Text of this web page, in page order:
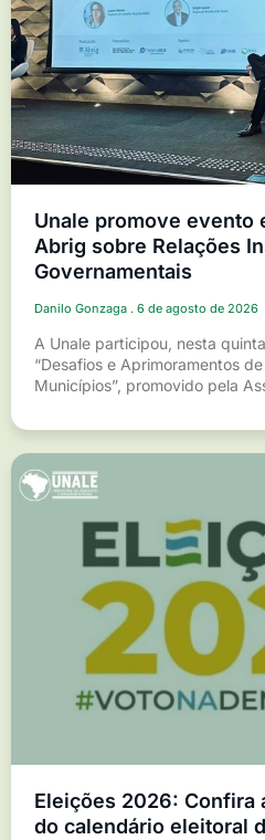
Unale promove evento
Abrig sobre Relações
Governamentais
Danilo Gonzaga 6 de agosto de 2026
A Unale participou, nesta
“Desafios e Aprimoramentos
Municípios”, promovido pela
Eleições 2026: Confira
do calendário eleitoral